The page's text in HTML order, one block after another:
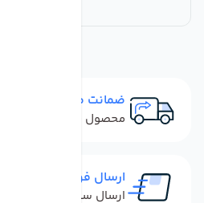
ضمانت مرجوعی
محصول نباید آسیب دیده
ارسال فوری
ارسال سفارش در کمترین